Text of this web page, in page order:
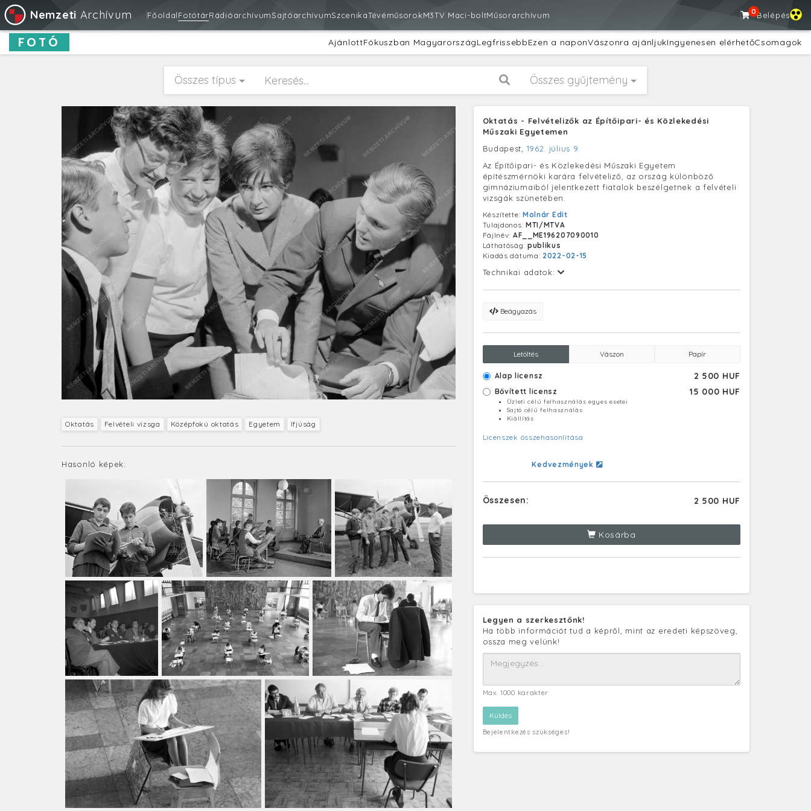
Nemzeti Archívum FőoldalFotótárRádióarchívumSajtóarchívumSzcenikaTévéműsorokM3TV Maci-boltMűsorarchívum 0Belépés
FOTÓ AjánlottFókuszban MagyarországLegfrissebbEzen a naponVászonra ajánljukIngyenesen elérhetőCsomagok
Összes típus Összes gyűjtemény
Oktatás Felvételi vizsga Középfokú oktatás Egyetem Ifjúság
Hasonló képek:
Oktatás - Felvételizők az Építőipari- és Közlekedési
Műszaki Egyetemen
Budapest, 1962. július 9.
Az Építőipari- és Közlekedési Műszaki Egyetem
építészmérnöki karára felvételiző, az ország különböző
gimnáziumaiból jelentkezett fiatalok beszélgetnek a felvételi
vizsgák szünetében.
Készítette: Molnár Edit
Tulajdonos: MTI/MTVA
Fájlnév: AF__ME196207090010
Láthatóság: publikus
Kiadás dátuma: 2022-02-15
Technikai adatok:
Beágyazás
Letöltés Vászon Papír
Alap licensz 2 500 HUF
Bővített licensz 15 000 HUF
Üzleti célú felhasználás egyes esetei
Sajtó célú felhasználás
Kiállítás
Licenszek összehasonlítása
Kedvezmények
Összesen: 2 500 HUF
Kosárba
Legyen a szerkesztőnk!
Ha több információt tud a képről, mint az eredeti képszöveg,
ossza meg velünk!
Max. 1000 karakter
Bejelentkezés szükséges!